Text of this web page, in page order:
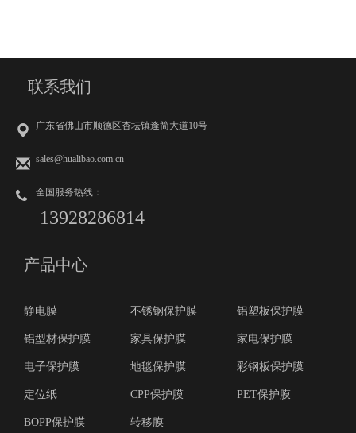
联系我们
广东省佛山市顺德区杏坛镇逢简大道10号
sales@hualibao.com.cn
全国服务热线：
13928286814
产品中心
静电膜 不锈钢保护膜 铝塑板保护膜
铝型材保护膜 家具保护膜 家电保护膜
电子保护膜 地毯保护膜 彩钢板保护膜
定位纸 CPP保护膜 PET保护膜
BOPP保护膜 转移膜